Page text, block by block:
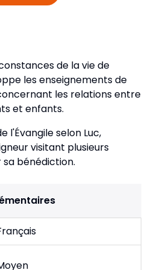
de la vie de
les enseignements de
les relations entre
et enfants.
l'Évangile selon Luc,
visitant plusieurs
bénédiction.